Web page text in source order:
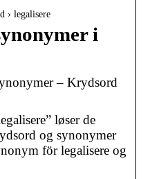
› legalisere
i
– Krydsord
løser de
og synonymer
för legalisere og